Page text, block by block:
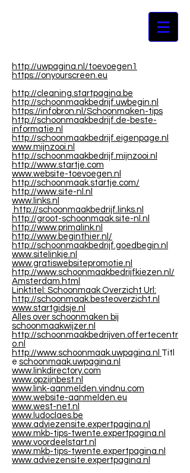
http://uwpagina.nl/toevoegen1
https://onyourscreen.eu
http://cleaning.startpagina.be
http://schoonmaakbedrijf.uwbegin.nl
https://infobron.nl/Schoonmaken-tips
http://schoonmaakbedrijf.de-beste-
informatie.nl
http://schoonmaakbedrijf.eigenpage.nl
www.mijnzooi.nl
http://schoonmaakbedrijf.mijnzooi.nl
http://www.startje.com
www.website-toevoegen.nl
http://schoonmaak.startje.com/
http://www.site-nl.nl
www.links.nl
http://schoonmaakbedrijf.links.nl
http://groot-schoonmaak.site-nl.nl
http://www.primalink.nl
http://www.beginthier.nl/
http://schoonmaakbedrijf.goedbegin.nl
www.sitelinkje.nl
www.gratiswebsitepromotie.nl
http://www.schoonmaakbedrijfkiezen.nl/
Amsterdam.html
Linktitel: Schoonmaak Overzicht Url:
http://schoonmaak.besteoverzicht.nl
www.startgidsje.nl
Alles over schoonmaken bij
schoonmaakwijzer.nl
http://schoonmaakbedrijven.offertecentr
o.nl
http://www.schoonmaak.uwpagina.nl Titl
e schoonmaak.uwpagina.nl
www.linkdirectory.com
www.opzijnbest.nl
www.link-aanmelden.vindnu.com
www.website-aanmelden.eu
www.west-net.nl
www.ludoclaes.be
www.adviezensite.expertpagina.nl
www.mkb-tips-twente.expertpagina.nl
www.voordeelstart.nl
www.mkb-tips-twente.expertpagina.nl
www.adviezensite.expertpagina.nl